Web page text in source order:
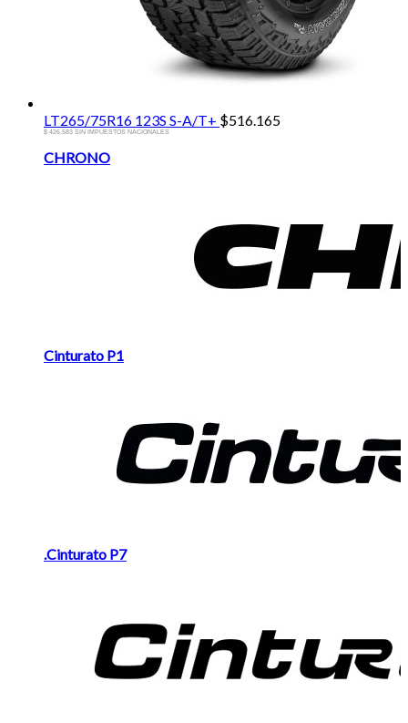
LT265/75R16 123S S-A/T+ $516.165
$ 426.583 SIN IMPUESTOS NACIONALES
Brands
CHRONO
Cinturato P1
.Cinturato P7